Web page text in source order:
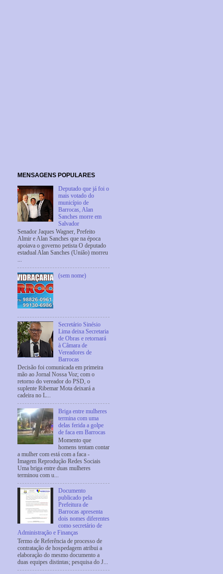
MENSAGENS POPULARES
Deputado que já foi o
mais votado do
município de
Barrocas, Alan
Sanches morre em
Salvador
Senador Jaques Wagner, Prefeito
Almir e Alan Sanches que na época
apoiava o governo petista O deputado
estadual Alan Sanches (União) morreu
...
(sem nome)
Secretário Sinésio
Lima deixa Secretaria
de Obras e retornará
à Câmara de
Vereadores de
Barrocas
Decisão foi comunicada em primeira
mão ao Jornal Nossa Voz; com o
retorno do vereador do PSD, o
suplente Ribemar Mota deixará a
cadeira no L...
Briga entre mulheres
termina com uma
delas ferida a golpe
de faca em Barrocas
Momento que
homens tentam contar
a mulher com está com a faca -
Imagem Reprodução Redes Sociais
Uma briga entre duas mulheres
terminou com u...
Documento
publicado pela
Prefeitura de
Barrocas apresenta
dois nomes diferentes
como secretário de
Administração e Finanças
Termo de Referência de processo de
contratação de hospedagem atribui a
elaboração do mesmo documento a
duas equipes distintas; pesquisa do J...